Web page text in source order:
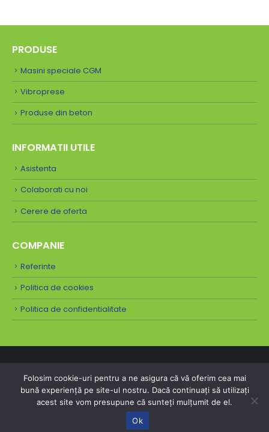
PRODUSE
Masini speciale CGM
Vibroprese
Produse din beton
INFORMATII UTILE
Asistenta
Colaborati cu noi
Cerere de oferta
COMPANIE
Referinte
Politica de cookies
Politica de confidentialitate
© Copyright 2025. Toate drepturile rezervate.
Folosim cookie-uri pentru a ne asigura că vă oferim cea mai
bună experiență pe site-ul nostru. Dacă continuați să utilizați
acest site vom presupune că sunteți mulțumit de el.
Ok